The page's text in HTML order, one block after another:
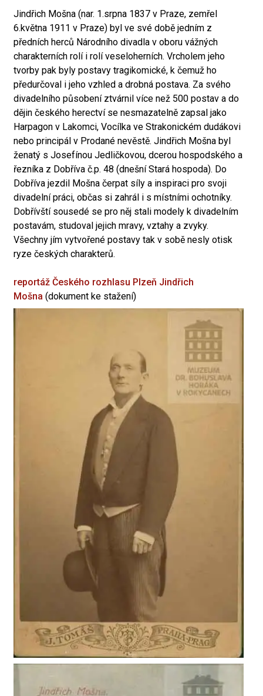
Jindřich Mošna (nar. 1.srpna 1837 v Praze, zemřel
6.května 1911 v Praze) byl ve své době jedním z
předních herců Národního divadla v oboru vážných
charakterních rolí i rolí veseloherních. Vrcholem jeho
tvorby pak byly postavy tragikomické, k čemuž ho
předurčoval i jeho vzhled a drobná postava. Za svého
divadelního působení ztvárnil více než 500 postav a do
dějin českého herectví se nesmazatelně zapsal jako
Harpagon v Lakomci, Vocílka ve Strakonickém dudákovi
nebo principál v Prodané nevěstě. Jindřich Mošna byl
ženatý s Josefínou Jedličkovou, dcerou hospodského a
řezníka z Dobříva č.p. 48 (dnešní Stará hospoda). Do
Dobříva jezdil Mošna čerpat síly a inspiraci pro svoji
divadelní práci, občas si zahrál i s místními ochotníky.
Dobřívští sousedé se pro něj stali modely k divadelním
postavám, studoval jejich mravy, vztahy a zvyky.
Všechny jím vytvořené postavy tak v sobě nesly otisk
ryze českých charakterů.
reportáž Českého rozhlasu Plzeň Jindřich
Mošna (dokument ke stažení)